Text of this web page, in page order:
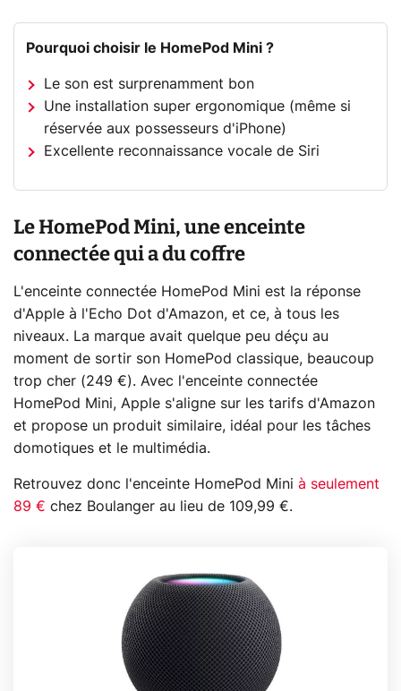
Pourquoi choisir le HomePod Mini ?
Le son est surprenamment bon
Une installation super ergonomique (même si
réservée aux possesseurs d'iPhone)
Excellente reconnaissance vocale de Siri
Le HomePod Mini, une enceinte
connectée qui a du coffre
L'enceinte connectée HomePod Mini est la réponse
d'Apple à l'Echo Dot d'Amazon, et ce, à tous les
niveaux. La marque avait quelque peu déçu au
moment de sortir son HomePod classique, beaucoup
trop cher (249 €). Avec l'enceinte connectée
HomePod Mini, Apple s'aligne sur les tarifs d'Amazon
et propose un produit similaire, idéal pour les tâches
domotiques et le multimédia.
Retrouvez donc l'enceinte HomePod Mini à seulement
89 € chez Boulanger au lieu de 109,99 €.